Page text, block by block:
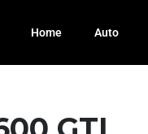
Home Auto